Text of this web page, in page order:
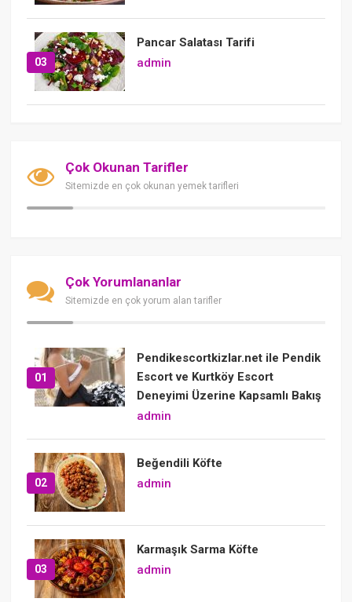
03
Pancar Salatası Tarifi
admin
Çok Okunan Tarifler
Sitemizde en çok okunan yemek tarifleri
Çok Yorumlananlar
Sitemizde en çok yorum alan tarifler
01
Pendikescortkizlar.net ile Pendik
Escort ve Kurtköy Escort
Deneyimi Üzerine Kapsamlı Bakış
admin
02
Beğendili Köfte
admin
03
Karmaşık Sarma Köfte
admin